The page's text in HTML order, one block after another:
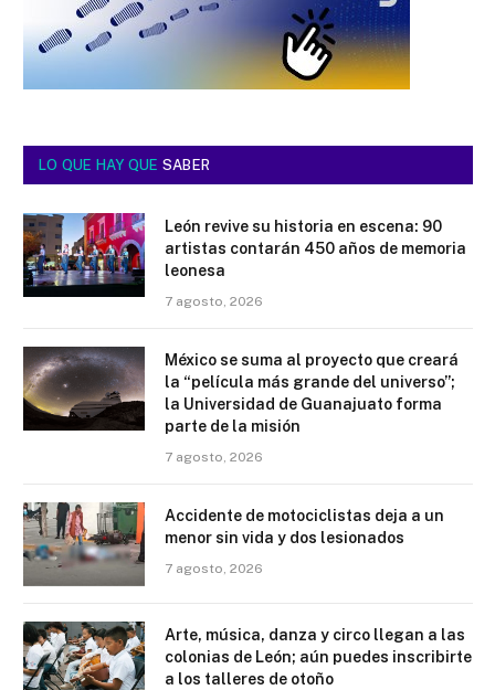
LO QUE HAY QUE SABER
León revive su historia en escena: 90
artistas contarán 450 años de memoria
leonesa
7 agosto, 2026
México se suma al proyecto que creará
la “película más grande del universo”;
la Universidad de Guanajuato forma
parte de la misión
7 agosto, 2026
Accidente de motociclistas deja a un
menor sin vida y dos lesionados
7 agosto, 2026
Arte, música, danza y circo llegan a las
colonias de León; aún puedes inscribirte
a los talleres de otoño